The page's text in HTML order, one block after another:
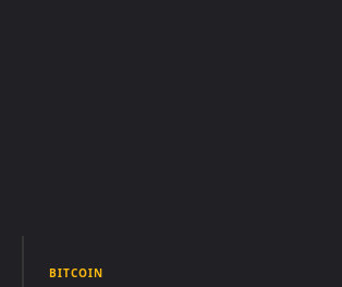
BITCOIN